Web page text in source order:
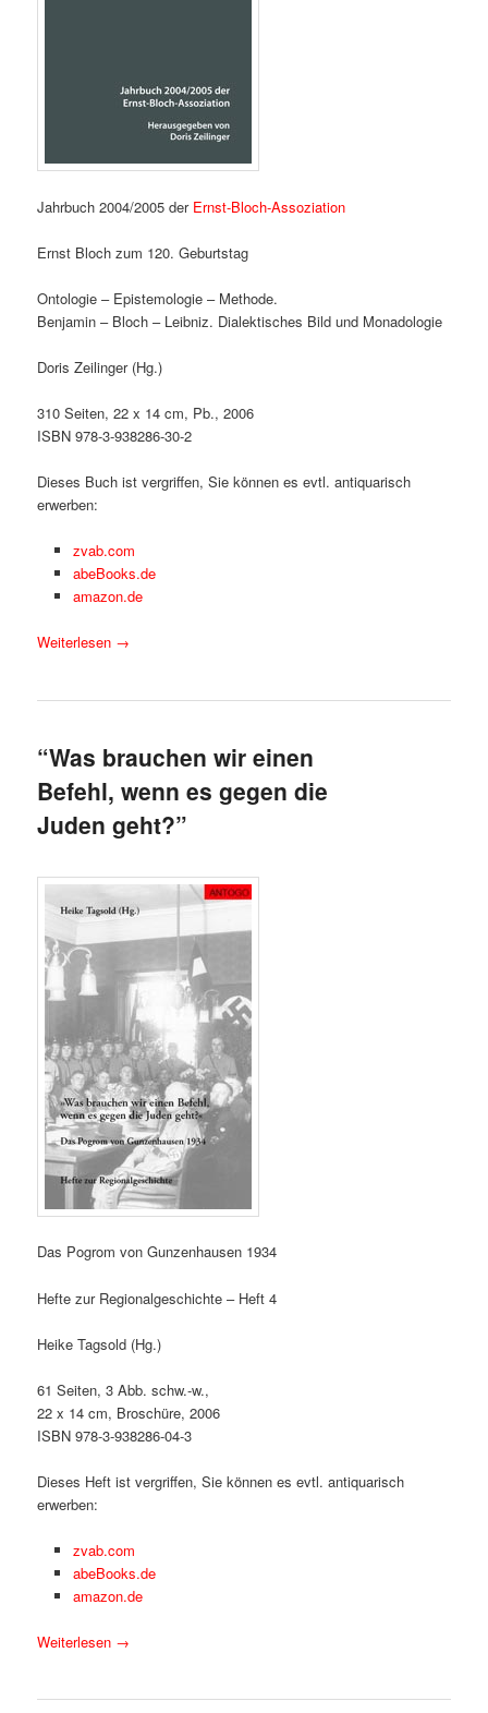
Jahrbuch 2004/2005 der Ernst-Bloch-Assoziation
Ernst Bloch zum 120. Geburtstag
Ontologie – Epistemologie – Methode.
Benjamin – Bloch – Leibniz. Dialektisches Bild und Monadologie
Doris Zeilinger (Hg.)
310 Seiten, 22 x 14 cm, Pb., 2006
ISBN 978-3-938286-30-2
Dieses Buch ist vergriffen, Sie können es evtl. antiquarisch
erwerben:
zvab.com
abeBooks.de
amazon.de
Weiterlesen →
“Was brauchen wir einen
Befehl, wenn es gegen die
Juden geht?”
Das Pogrom von Gunzenhausen 1934
Hefte zur Regionalgeschichte – Heft 4
Heike Tagsold (Hg.)
61 Seiten, 3 Abb. schw.-w.,
22 x 14 cm, Broschüre, 2006
ISBN 978-3-938286-04-3
Dieses Heft ist vergriffen, Sie können es evtl. antiquarisch
erwerben:
zvab.com
abeBooks.de
amazon.de
Weiterlesen →